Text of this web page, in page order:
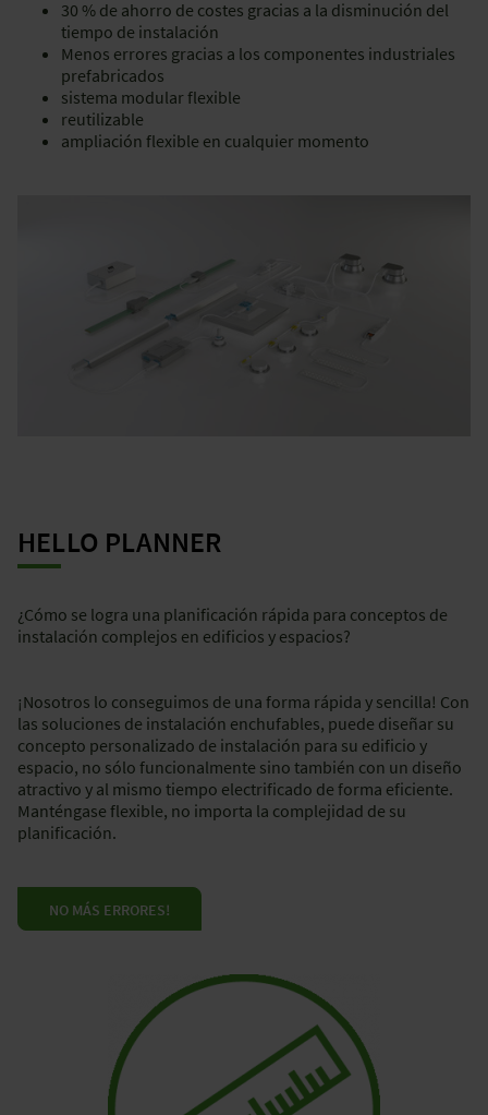
30 % de ahorro de costes gracias a la disminución del
tiempo de instalación
Menos errores gracias a los componentes industriales
prefabricados
sistema modular flexible
reutilizable
ampliación flexible en cualquier momento
HELLO PLANNER
¿Cómo se logra una planificación rápida para conceptos de
instalación complejos en edificios y espacios?
¡Nosotros lo conseguimos de una forma rápida y sencilla! Con
las soluciones de instalación enchufables, puede diseñar su
concepto personalizado de instalación para su edificio y
espacio, no sólo funcionalmente sino también con un diseño
atractivo y al mismo tiempo electrificado de forma eficiente.
Manténgase flexible, no importa la complejidad de su
planificación.
NO MÁS ERRORES!